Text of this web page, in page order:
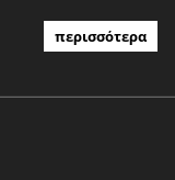
περισσότερα